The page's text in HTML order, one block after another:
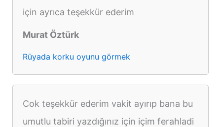
için ayrıca teşekkür ederim
Murat Öztürk
Rüyada korku oyunu görmek
Cok teşekkür ederim vakit ayırıp bana bu
umutlu tabiri yazdığınız için içim ferahladi